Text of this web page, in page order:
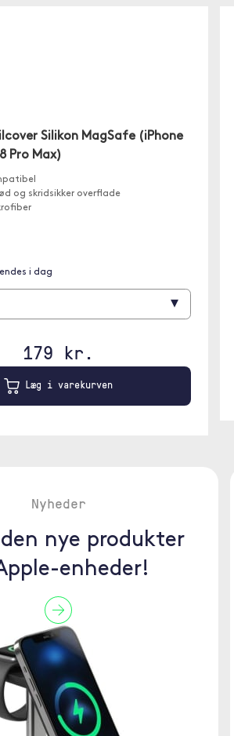
Silikon MagSafe (iPhone
Pro Max)
og skridsikker overflade
i dag
▾
179 kr.
Læg i varekurven
Nyheder
nye produkter
enheder!